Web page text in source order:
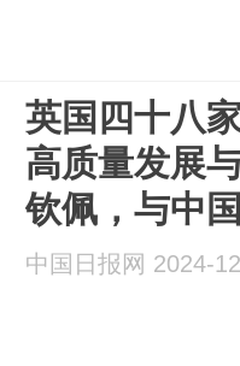
英国四十八
高质量发展
钦佩，与中
中国日报网 2024-